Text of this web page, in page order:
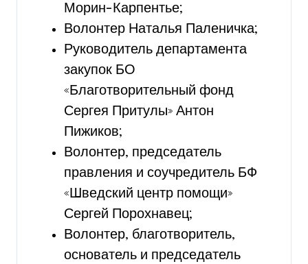
Морин-Карпентье;
Волонтер Наталья Паленичка;
Руководитель департамента
закупок БО
«Благотворительный фонд
Сергея Притулы» Антон
Пижиков;
Волонтер, председатель
правления и соучредитель БФ
«Шведский центр помощи»
Сергей Порохнавец;
Волонтер, благотворитель,
основатель и председатель